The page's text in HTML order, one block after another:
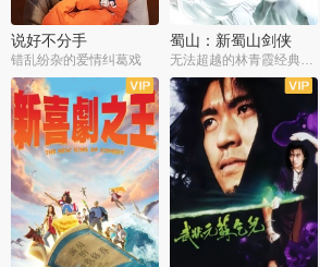
说好不分手
错乱纷杂的爱情纠葛戏
蜀山：新蜀山剑侠
无法超越的林青霞经典角色